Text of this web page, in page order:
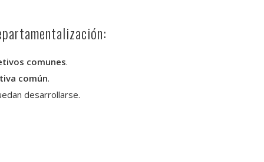
comunes.
común.
desarrollarse.